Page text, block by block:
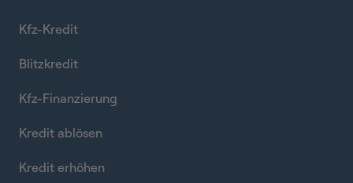
Kfz-Kredit
Blitzkredit
Kfz-Finanzierung
Kredit ablösen
Kredit erhöhen